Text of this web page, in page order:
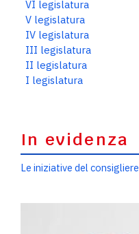
VI legislatura
V legislatura
IV legislatura
III legislatura
II legislatura
I legislatura
In evidenza
Le iniziative del consigliere